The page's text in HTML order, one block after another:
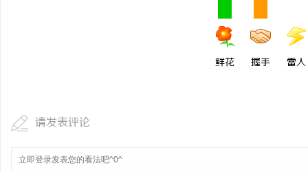
鲜花 握手 雷人
请发表评论